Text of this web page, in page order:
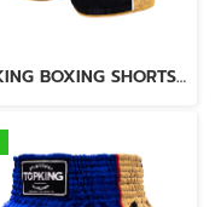
TOPKING BOXING SHORTS BLACK 276